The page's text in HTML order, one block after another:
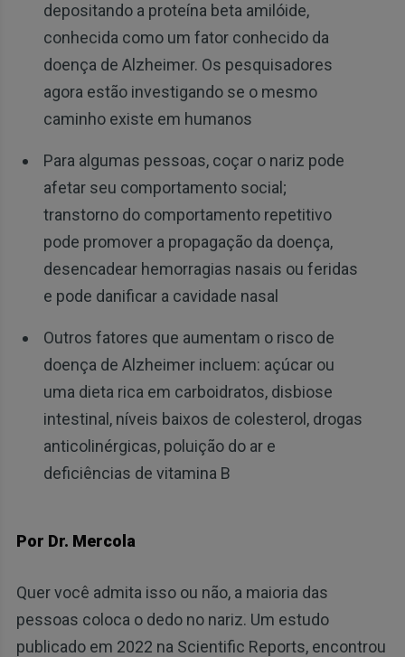
depositando a proteína beta amilóide,
conhecida como um fator conhecido da
doença de Alzheimer. Os pesquisadores
agora estão investigando se o mesmo
caminho existe em humanos
Para algumas pessoas, coçar o nariz pode
afetar seu comportamento social;
transtorno do comportamento repetitivo
pode promover a propagação da doença,
desencadear hemorragias nasais ou feridas
e pode danificar a cavidade nasal
Outros fatores que aumentam o risco de
doença de Alzheimer incluem: açúcar ou
uma dieta rica em carboidratos, disbiose
intestinal, níveis baixos de colesterol, drogas
anticolinérgicas, poluição do ar e
deficiências de vitamina B
Por Dr. Mercola
Quer você admita isso ou não, a maioria das
pessoas coloca o dedo no nariz. Um estudo
publicado em 2022 na Scientific Reports, encontrou